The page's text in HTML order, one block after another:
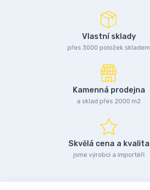
Vlastní sklady
přes 3000 položek skladem
Kamenná prodejna
a sklad přes 2000 m2
Skvělá cena a kvalita
jsme výrobci a importéři